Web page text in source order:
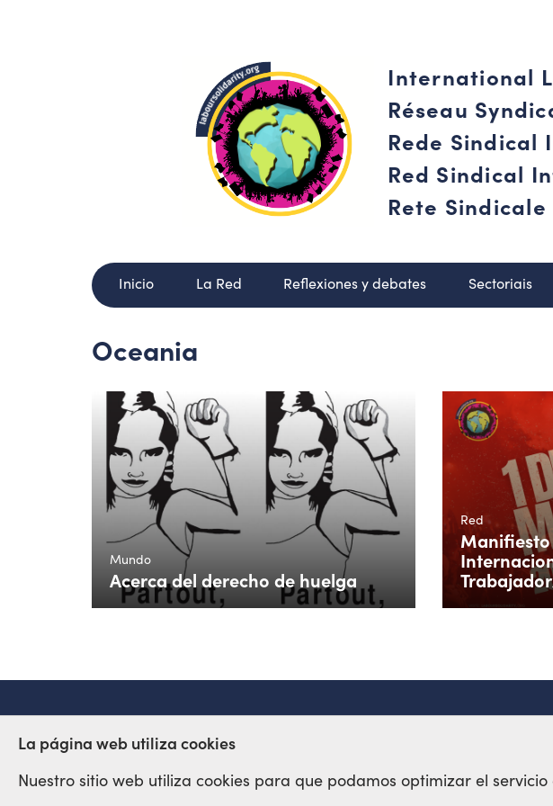
International
Réseau
Rede
Red Sindical
Rete
Inicio La Red Reflexiones y debates Sectoriais
Oceania
Mundo
Acerca del derecho de huelga
Red
Manifiesto
Red Sindical Internacional
de Solidaridad y de Luchas
La página web utiliza cookies
Nuestro sitio web utiliza cookies para que podamos optimizar el